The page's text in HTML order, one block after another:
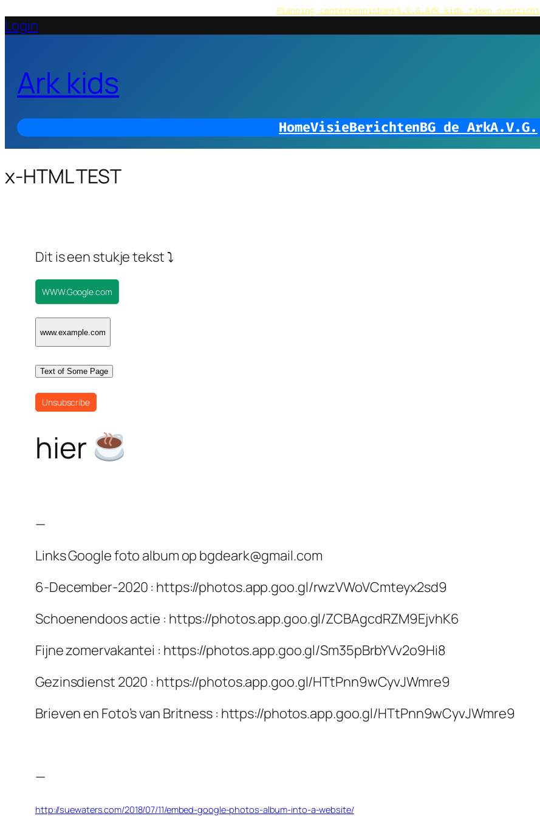
Planning centerKennisbankA.V.G.Ark kids taken overzicht
Login
Ark kids
HomeVisieBerichtenBG de ArkA.V.G.
x-HTML TEST
Dit is een stukje tekst ⤵
WWW.Google.com
www.example.com
Text of Some Page
Unsubscribe
hier
—
Links Google foto album op bgdeark@gmail.com
6-December-2020 : https://photos.app.goo.gl/rwzVWoVCmteyx2sd9
Schoenendoos actie : https://photos.app.goo.gl/ZCBAgcdRZM9EjvhK6
Fijne zomervakantei : https://photos.app.goo.gl/Sm35pBrbYVv2o9Hi8
Gezinsdienst 2020 : https://photos.app.goo.gl/HTtPnn9wCyvJWmre9
Brieven en Foto’s van Britness : https://photos.app.goo.gl/HTtPnn9wCyvJWmre9
—
http://suewaters.com/2018/07/11/embed-google-photos-album-into-a-website/